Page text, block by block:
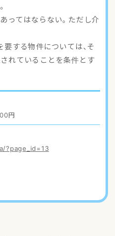
ってはならない。ただし介
する物件については、そ
れていることを条件とす
円
?page_id=13